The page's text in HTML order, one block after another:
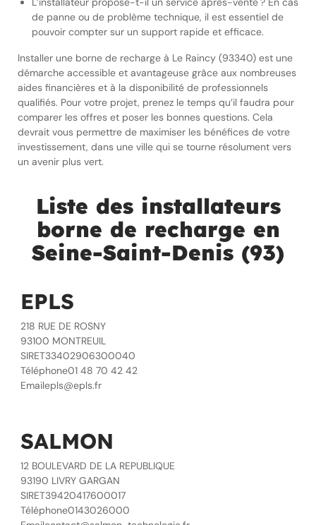
de panne ou de problème technique, il est essentiel de
pouvoir compter sur un support rapide et efficace.
Installer une borne de recharge à Le Raincy (93340) est une
démarche accessible et avantageuse grâce aux nombreuses
aides financières et à la disponibilité de professionnels
qualifiés. Pour votre projet, prenez le temps qu’il faudra pour
comparer les offres et poser les bonnes questions. Cela
devrait vous permettre de maximiser les bénéfices de votre
investissement, dans une ville qui se tourne résolument vers
un avenir plus vert.
Liste des installateurs
borne de recharge en
Seine-Saint-Denis (93)
EPLS
218 RUE DE ROSNY
93100 MONTREUIL
SIRET33402906300040
Téléphone01 48 70 42 42
Emailepls@epls.fr
SALMON
12 BOULEVARD DE LA REPUBLIQUE
93190 LIVRY GARGAN
SIRET39420417600017
Téléphone0143026000